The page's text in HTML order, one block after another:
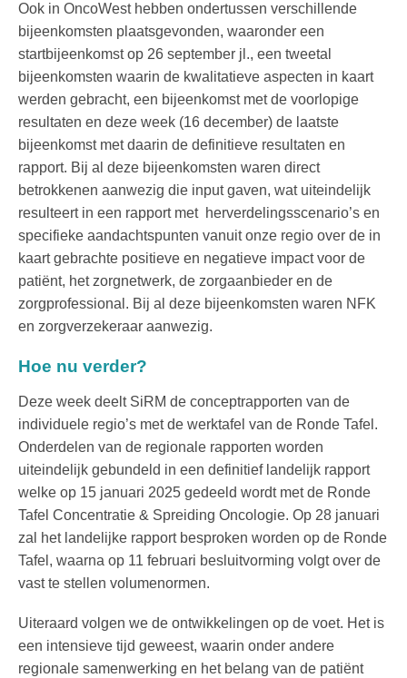
Ook in OncoWest hebben ondertussen verschillende
bijeenkomsten plaatsgevonden, waaronder een
startbijeenkomst op 26 september jl., een tweetal
bijeenkomsten waarin de kwalitatieve aspecten in kaart
werden gebracht, een bijeenkomst met de voorlopige
resultaten en deze week (16 december) de laatste
bijeenkomst met daarin de definitieve resultaten en
rapport. Bij al deze bijeenkomsten waren direct
betrokkenen aanwezig die input gaven, wat uiteindelijk
resulteert in een rapport met herverdelingsscenario’s en
specifieke aandachtspunten vanuit onze regio over de in
kaart gebrachte positieve en negatieve impact voor de
patiënt, het zorgnetwerk, de zorgaanbieder en de
zorgprofessional. Bij al deze bijeenkomsten waren NFK
en zorgverzekeraar aanwezig.
Hoe nu verder?
Deze week deelt SiRM de conceptrapporten van de
individuele regio’s met de werktafel van de Ronde Tafel.
Onderdelen van de regionale rapporten worden
uiteindelijk gebundeld in een definitief landelijk rapport
welke op 15 januari 2025 gedeeld wordt met de Ronde
Tafel Concentratie & Spreiding Oncologie. Op 28 januari
zal het landelijke rapport besproken worden op de Ronde
Tafel, waarna op 11 februari besluitvorming volgt over de
vast te stellen volumenormen.
Uiteraard volgen we de ontwikkelingen op de voet. Het is
een intensieve tijd geweest, waarin onder andere
regionale samenwerking en het belang van de patiënt